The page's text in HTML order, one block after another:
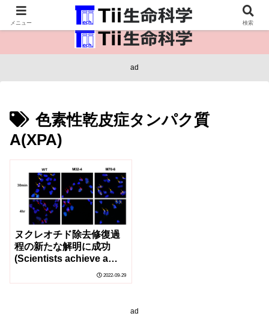
医療保健・生命・生物の情報インフラ。
ad
色素性乾皮症タンパク質
A(XPA)
ヌクレオチド除去修復過
程の新たな解明に成功
(Scientists achieve a
new understanding of
the nucleotide excision
2022-09-29
ad
メニュー 検索